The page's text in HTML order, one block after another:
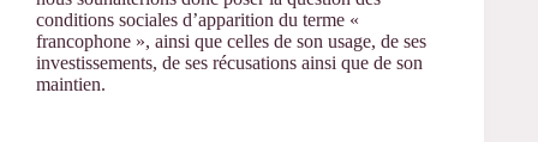
conditions sociales d’apparition du terme «
francophone », ainsi que celles de son usage, de ses
investissements, de ses récusations ainsi que de son
maintien.